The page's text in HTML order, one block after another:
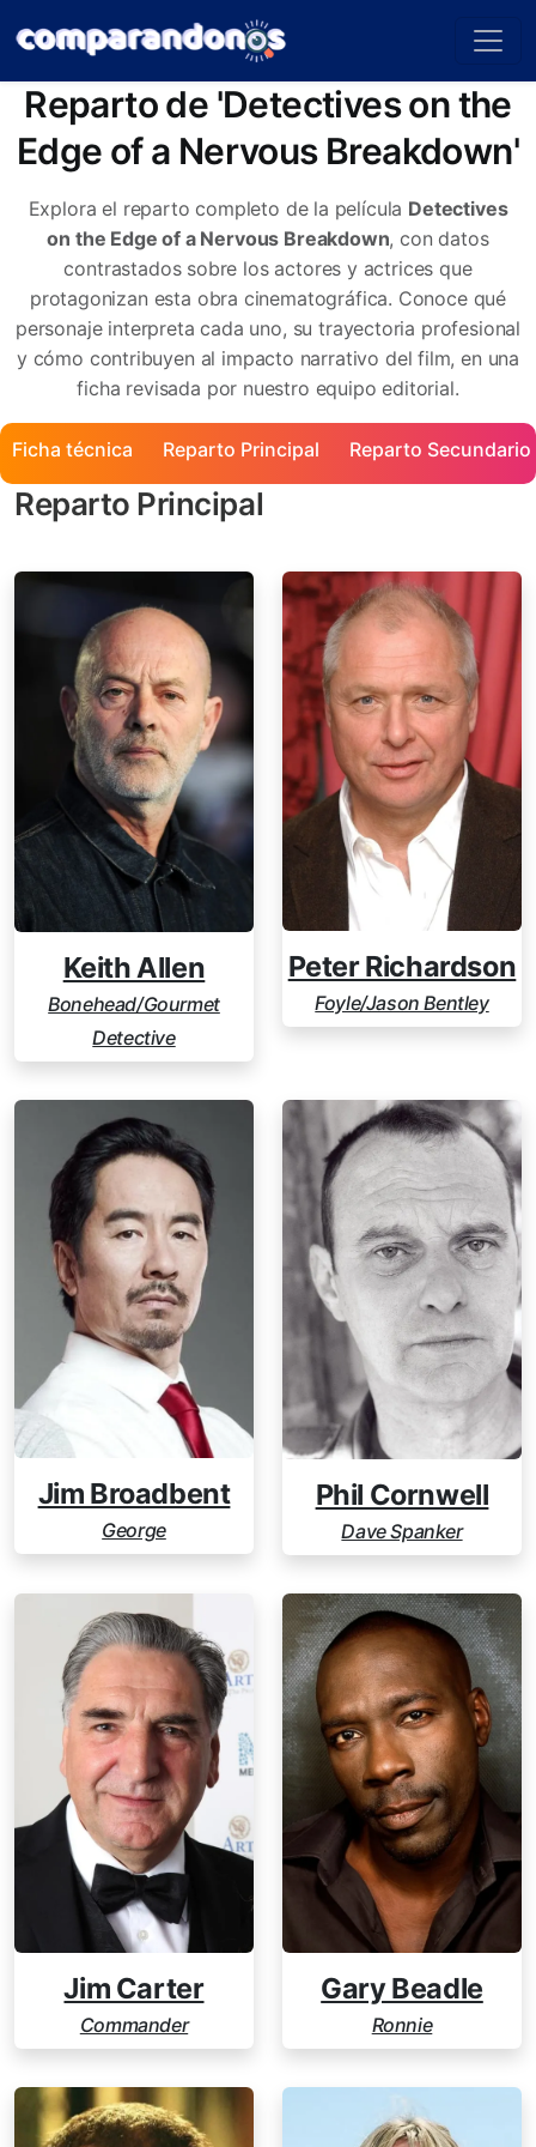
Reparto de 'Detectives on the
Edge of a Nervous Breakdown'
Explora el reparto completo de la película Detectives
on the Edge of a Nervous Breakdown, con datos
contrastados sobre los actores y actrices que
protagonizan esta obra cinematográfica. Conoce qué
personaje interpreta cada uno, su trayectoria profesional
y cómo contribuyen al impacto narrativo del film, en una
ficha revisada por nuestro equipo editorial.
Ficha técnica Reparto Principal Reparto Secundario
Reparto Principal
Keith Allen
Bonehead/Gourmet
Detective
Peter Richardson
Foyle/Jason Bentley
Jim Broadbent
George
Phil Cornwell
Dave Spanker
Jim Carter
Commander
Gary Beadle
Ronnie